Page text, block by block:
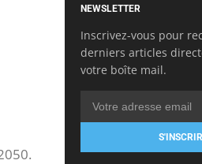
NEWSLETTER
Inscrivez-vous pour
derniers articles
votre boîte mail.